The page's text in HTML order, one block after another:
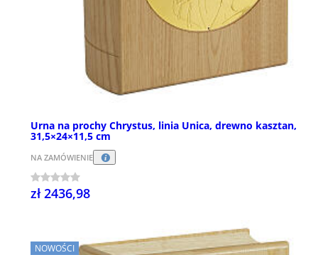
Urna na prochy Chrystus, linia Unica, drewno kasztan,
31,5×24×11,5 cm
NA ZAMÓWIENIE
zł 2436,98
NOWOŚCI